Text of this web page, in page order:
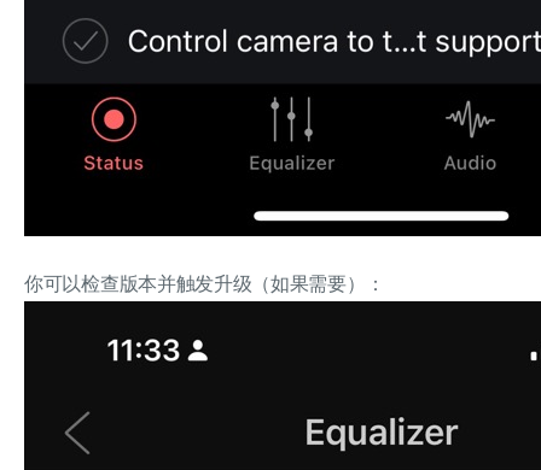
你可以检查版本并触发升级（如果需要）：